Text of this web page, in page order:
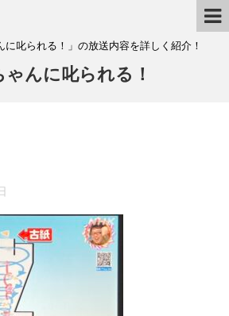
叱られる！」の放送内容を詳しく紹介！
んに叱られる！